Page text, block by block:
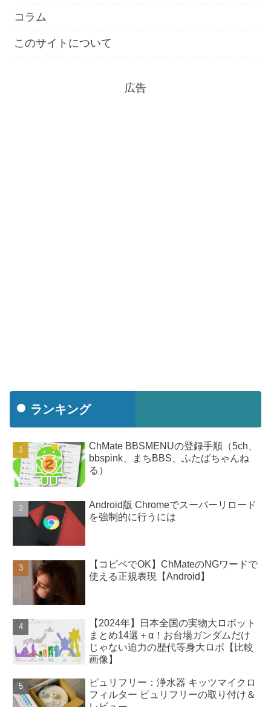
コラム
このサイトについて
広告
ランキング
ChMate BBSMENUの登録手順（5ch、
bbspink、まちBBS、ふたばちゃんね
る）
Android版 Chromeでスーパーリロード
を強制的に行うには
【コピペでOK】ChMateのNGワードで
使える正規表現【Android】
【2024年】日本全国の実物大ロボット
まとめ14選＋α！お台場ガンダムだけ
じゃない迫力の歴代等身大ロボ【比較
画像】
ピュリフリー：浄水器 キッツマイクロ
フィルター ピュリフリーの取り付け＆